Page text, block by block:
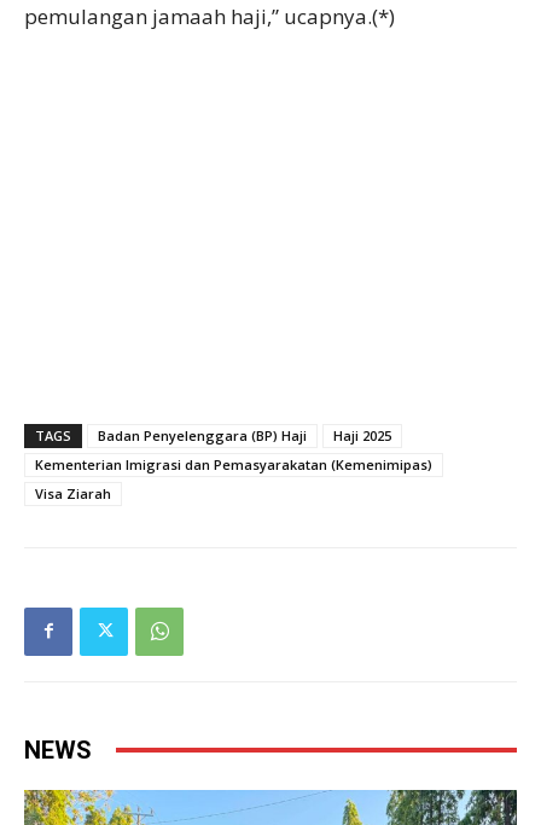
pemulangan jamaah haji,” ucapnya.(*)
TAGS Badan Penyelenggara (BP) Haji
Haji 2025
Kementerian Imigrasi dan Pemasyarakatan (Kemenimipas)
Visa Ziarah
NEWS